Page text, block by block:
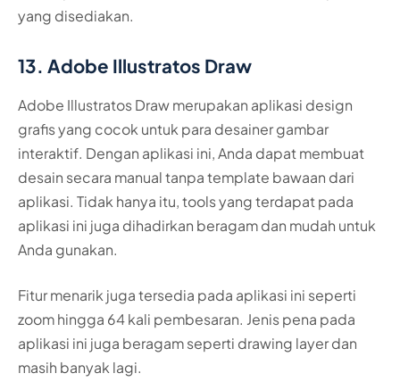
yang disediakan.
13. Adobe Illustratos Draw
Adobe Illustratos Draw merupakan aplikasi design
grafis yang cocok untuk para desainer gambar
interaktif. Dengan aplikasi ini, Anda dapat membuat
desain secara manual tanpa template bawaan dari
aplikasi. Tidak hanya itu, tools yang terdapat pada
aplikasi ini juga dihadirkan beragam dan mudah untuk
Anda gunakan.
Fitur menarik juga tersedia pada aplikasi ini seperti
zoom hingga 64 kali pembesaran. Jenis pena pada
aplikasi ini juga beragam seperti drawing layer dan
masih banyak lagi.